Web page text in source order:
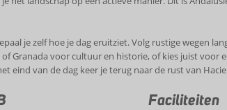
je zelf hoe je dag eruitziet. Volg rustige wegen
Granada voor cultuur en historie, of kies juist
eind van de dag keer je terug naar de rust van
Faciliteiten